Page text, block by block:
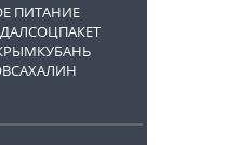
ПИТАНИЕ
СОЦПАКЕТ
КУБАНЬ
САХАЛИН